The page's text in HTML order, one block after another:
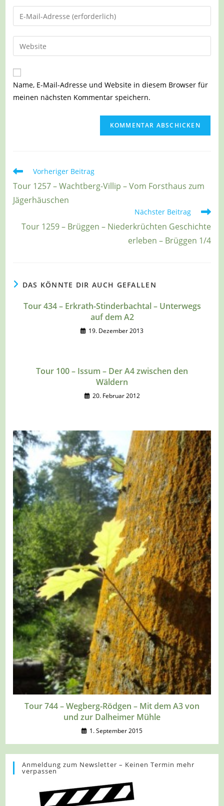
Namen
oder
zum
Kommentieren
ein
Gib
deine
E-
Mail-
zum
Kommentieren
ein
Gib
deine
Website-
URL
Name, E-Mail-Adresse und Website in diesem Browser für
meinen nächsten Kommentar speichern.
Weitere
ansehen
Vorheriger Beitrag
Tour 1257 – Wachtberg-Villip – Vom Forsthaus zum
Jägerhäuschen
Nächster Beitrag
Tour 1259 – Brüggen – Niederkrüchten Geschichte
erleben – Brüggen 1/4
DAS KÖNNTE DIR AUCH GEFALLEN
Tour 434 – Erkrath-Stinderbachtal – Unterwegs
auf dem A2
19. Dezember 2013
Tour 100 – Issum – Der A4 zwischen den
Wäldern
20. Februar 2012
Tour 744 – Wegberg-Rödgen – Mit dem A3 von
und zur Dalheimer Mühle
1. September 2015
Anmeldung zum Newsletter – Keinen Termin mehr
verpassen